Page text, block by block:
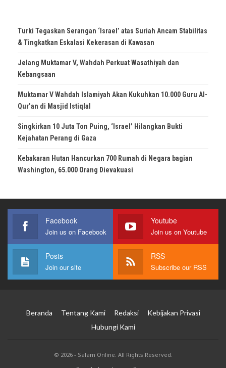
Turki Tegaskan Serangan ‘Israel’ atas Suriah Ancam Stabilitas
& Tingkatkan Eskalasi Kekerasan di Kawasan
Jelang Muktamar V, Wahdah Perkuat Wasathiyah dan
Kebangsaan
Muktamar V Wahdah Islamiyah Akan Kukuhkan 10.000 Guru Al-
Qur’an di Masjid Istiqlal
Singkirkan 10 Juta Ton Puing, ‘Israel’ Hilangkan Bukti
Kejahatan Perang di Gaza
Kebakaran Hutan Hancurkan 700 Rumah di Negara bagian
Washington, 65.000 Orang Dievakuasi
Facebook
Join us on Facebook
Youtube
Join us on Youtube
Posts
Join our site
RSS
Subscribe our RSS
Beranda Tentang Kami Redaksi
Kebijakan Privasi
Hubungi Kami
© 2026 - Salam Online. All Rights Reserved.